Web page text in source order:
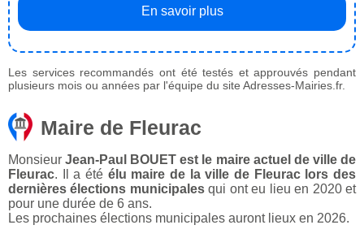
En savoir plus
Les services recommandés ont été testés et approuvés pendant
plusieurs mois ou années par l'équipe du site Adresses-Mairies.fr.
Maire de Fleurac
MonsieurJean-Paul BOUET est le maire actuel de ville de
Fleurac. Il a été élu maire de la ville de Fleurac lors des
dernières élections municipalesqui ont eu lieu en 2020 et
pour une durée de 6 ans.
Les prochaines élections municipales auront lieux en 2026.